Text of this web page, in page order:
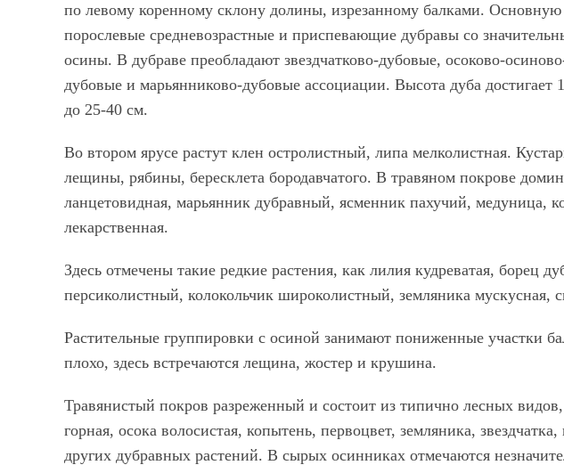
по левому коренному склону долины, изрезанному балками.
порослевые средневозрастные и приспевающие дубравы со
осины. В дубраве преобладают звездчатково-дубовые, осоково-
дубовые и марьянниково-дубовые ассоциации. Высота дуба достигает
до 25-40 см.
Во втором ярусе растут клен остролистный, липа мелколистная.
лещины, рябины, бересклета бородавчатого. В травяном покрове
ланцетовидная, марьянник дубравный, ясменник пахучий, медуница,
лекарственная.
Здесь отмечены такие редкие растения, как лилия кудреватая, борец
персиколистный, колокольчик широколистный, земляника мускусная,
Растительные группировки с осиной занимают пониженные участки
плохо, здесь встречаются лещина, жостер и крушина.
Травянистый покров разреженный и состоит из типично лесных
горная, осока волосистая, копытень, первоцвет, земляника,
других дубравных растений. В сырых осинниках отмечаются